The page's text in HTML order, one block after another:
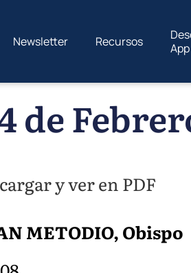
Newsletter Recursos
App
de
y ver en PDF
METODIO, Obispo